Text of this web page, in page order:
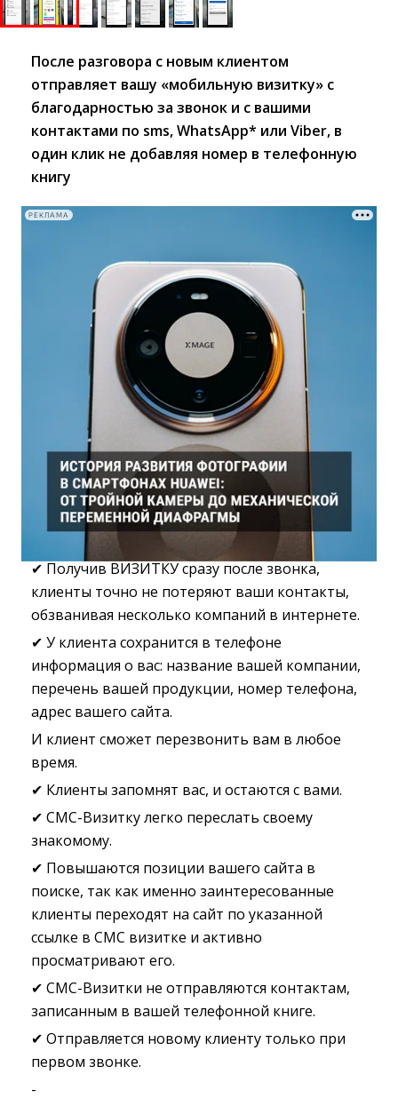
После разговора с новым клиентом
отправляет вашу «мобильную визитку» с
благодарностью за звонок и с вашими
контактами по sms, WhatsApp* или Viber, в
один клик не добавляя номер в телефонную
книгу
РЕКЛАМА
✔ Получив ВИЗИТКУ сразу после звонка,
клиенты точно не потеряют ваши контакты,
обзванивая несколько компаний в интернете.
✔ У клиента сохранится в телефоне
информация о вас: название вашей компании,
перечень вашей продукции, номер телефона,
адрес вашего сайта.
И клиент сможет перезвонить вам в любое
время.
✔ Клиенты запомнят вас, и остаются с вами.
✔ СМС-Визитку легко переслать своему
знакомому.
✔ Повышаются позиции вашего сайта в
поиске, так как именно заинтересованные
клиенты переходят на сайт по указанной
ссылке в СМС визитке и активно
просматривают его.
✔ СМС-Визитки не отправляются контактам,
записанным в вашей телефонной книге.
✔ Отправляется новому клиенту только при
первом звонке.
-